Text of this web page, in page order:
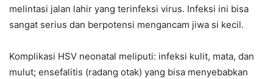
melintasi jalan lahir yang terinfeksi virus. Infeksi ini bisa
sangat serius dan berpotensi mengancam jiwa si kecil.
Komplikasi HSV neonatal meliputi: infeksi kulit, mata, dan
mulut; ensefalitis (radang otak) yang bisa menyebabkan